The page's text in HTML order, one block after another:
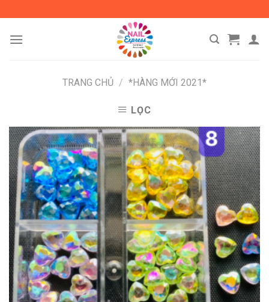
content
TRANG CHỦ / *HÀNG MỚI 2021*
LỌC